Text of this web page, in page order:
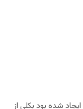
شده بود بکلی از